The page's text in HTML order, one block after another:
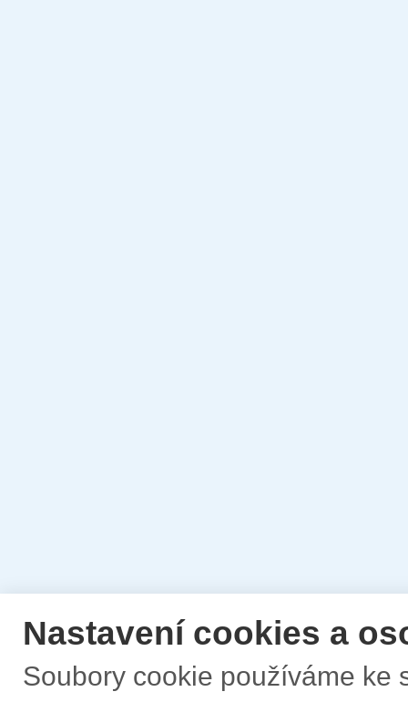
Nastavení cookies a
Soubory cookie používáme ke